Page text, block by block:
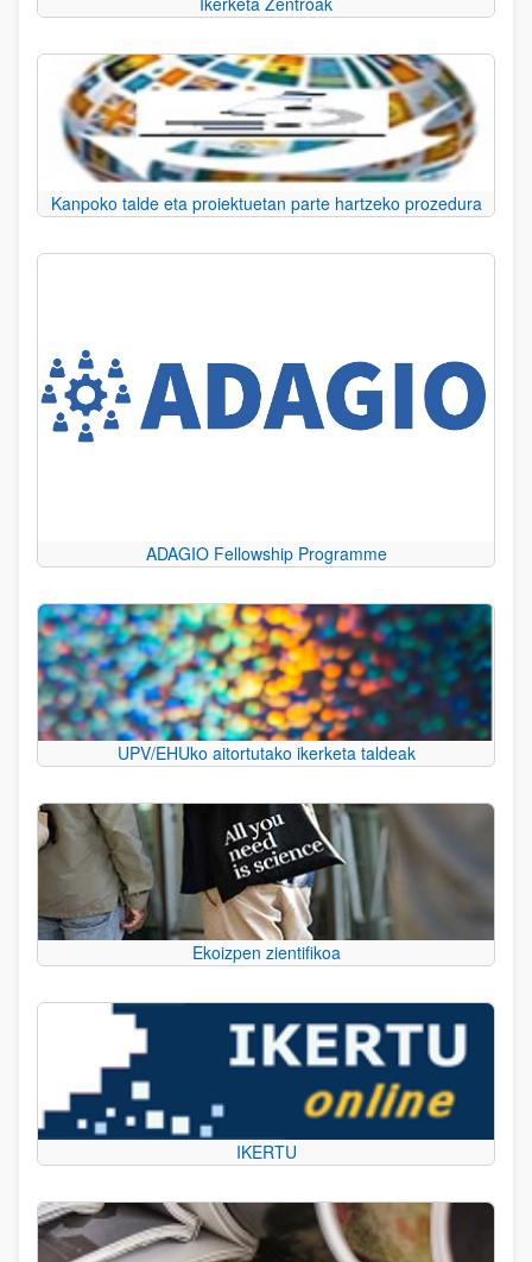
Kanpoko talde eta proiektuetan parte hartzeko prozedura
ADAGIO Fellowship Programme
UPV/EHUko aitortutako ikerketa taldeak
Ekoizpen zientifikoa
IKERTU